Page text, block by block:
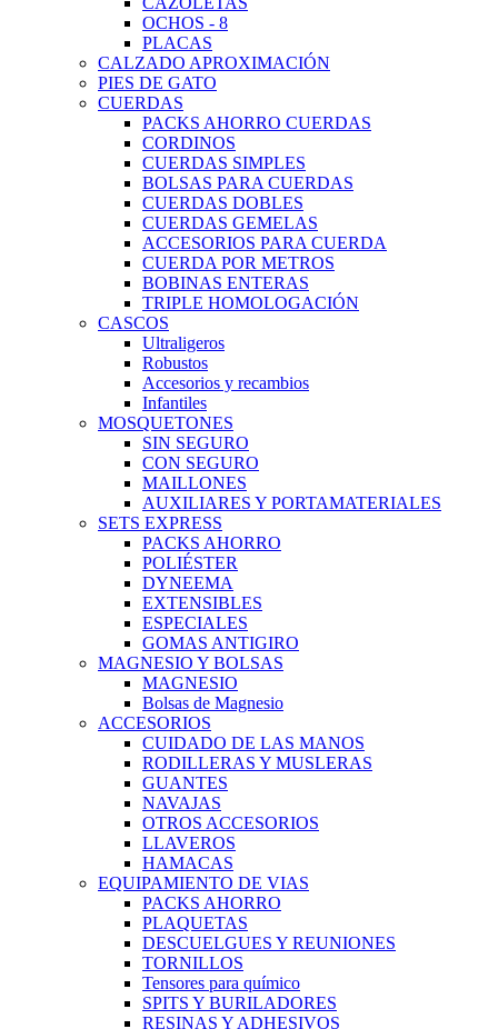
OCHOS - 8
PLACAS
CALZADO APROXIMACIÓN
PIES DE GATO
CUERDAS
PACKS AHORRO CUERDAS
CORDINOS
CUERDAS SIMPLES
BOLSAS PARA CUERDAS
CUERDAS DOBLES
CUERDAS GEMELAS
ACCESORIOS PARA CUERDA
CUERDA POR METROS
BOBINAS ENTERAS
TRIPLE HOMOLOGACIÓN
CASCOS
Ultraligeros
Robustos
Accesorios y recambios
Infantiles
MOSQUETONES
SIN SEGURO
CON SEGURO
MAILLONES
AUXILIARES Y PORTAMATERIALES
SETS EXPRESS
PACKS AHORRO
POLIÉSTER
DYNEEMA
EXTENSIBLES
ESPECIALES
GOMAS ANTIGIRO
MAGNESIO Y BOLSAS
MAGNESIO
Bolsas de Magnesio
ACCESORIOS
CUIDADO DE LAS MANOS
RODILLERAS Y MUSLERAS
GUANTES
NAVAJAS
OTROS ACCESORIOS
LLAVEROS
HAMACAS
EQUIPAMIENTO DE VIAS
PACKS AHORRO
PLAQUETAS
DESCUELGUES Y REUNIONES
TORNILLOS
Tensores para químico
SPITS Y BURILADORES
RESINAS Y ADHESIVOS